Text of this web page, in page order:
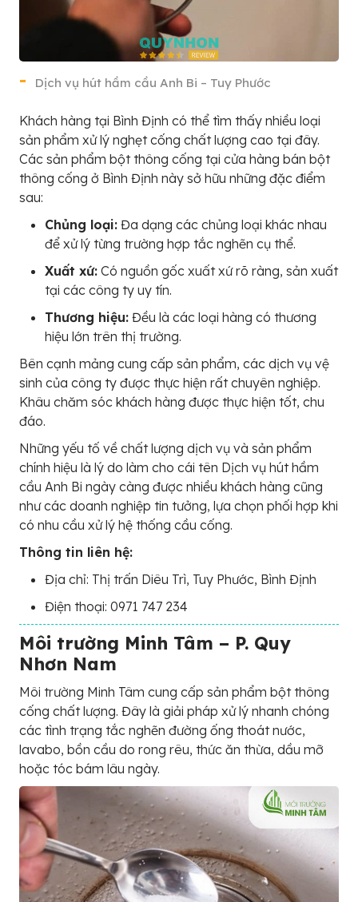
Dịch vụ hút hầm cầu Anh Bi – Tuy Phước
Khách hàng tại Bình Định có thể tìm thấy nhiều loại
sản phẩm xử lý nghẹt cống chất lượng cao tại đây.
Các sản phẩm bột thông cống tại cửa hàng bán bột
thông cống ở Bình Định này sở hữu những đặc điểm
sau:
Chủng loại: Đa dạng các chủng loại khác nhau
để xử lý từng trường hợp tắc nghẽn cụ thể.
Xuất xứ: Có nguồn gốc xuất xứ rõ ràng, sản xuất
tại các công ty uy tín.
Thương hiệu: Đều là các loại hàng có thương
hiệu lớn trên thị trường.
Bên cạnh mảng cung cấp sản phẩm, các dịch vụ vệ
sinh của công ty được thực hiện rất chuyên nghiệp.
Khâu chăm sóc khách hàng được thực hiện tốt, chu
đáo.
Những yếu tố về chất lượng dịch vụ và sản phẩm
chính hiệu là lý do làm cho cái tên Dịch vụ hút hầm
cầu Anh Bi ngày càng được nhiều khách hàng cũng
như các doanh nghiệp tin tưởng, lựa chọn phối hợp khi
có nhu cầu xử lý hệ thống cầu cống.
Thông tin liên hệ:
Địa chỉ: Thị trấn Diêu Trì, Tuy Phước, Bình Định
Điện thoại: 0971 747 234
Môi trường Minh Tâm – P. Quy
Nhơn Nam
Môi trường Minh Tâm cung cấp sản phẩm bột thông
cống chất lượng. Đây là giải pháp xử lý nhanh chóng
các tình trạng tắc nghẽn đường ống thoát nước,
lavabo, bồn cầu do rong rêu, thức ăn thừa, dầu mỡ
hoặc tóc bám lâu ngày.